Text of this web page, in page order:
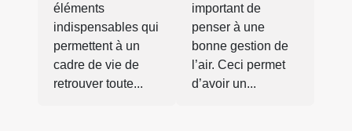
éléments
indispensables qui
permettent à un
cadre de vie de
retrouver toute...
important de
penser à une
bonne gestion de
l’air. Ceci permet
d’avoir un...